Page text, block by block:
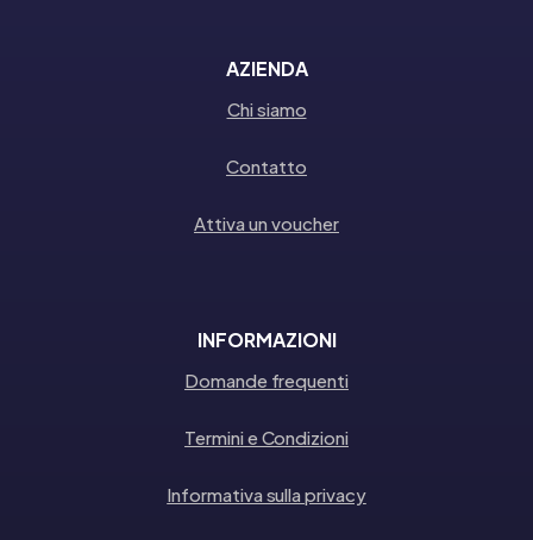
AZIENDA
Chi siamo
Contatto
Attiva un voucher
INFORMAZIONI
Domande frequenti
Termini e Condizioni
Informativa sulla privacy